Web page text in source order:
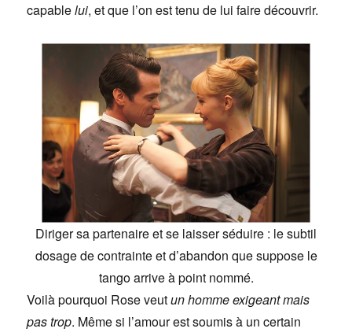
capablelui, et que l’on est tenu de lui faire découvrir.
Diriger sa partenaire et se laisser séduire : le subtil
dosage de contrainte et d’abandon que suppose le
tango arrive à point nommé.
Voilà pourquoi Rose veutun homme exigeant mais
pas trop. Même si l’amour est soumis à un certain